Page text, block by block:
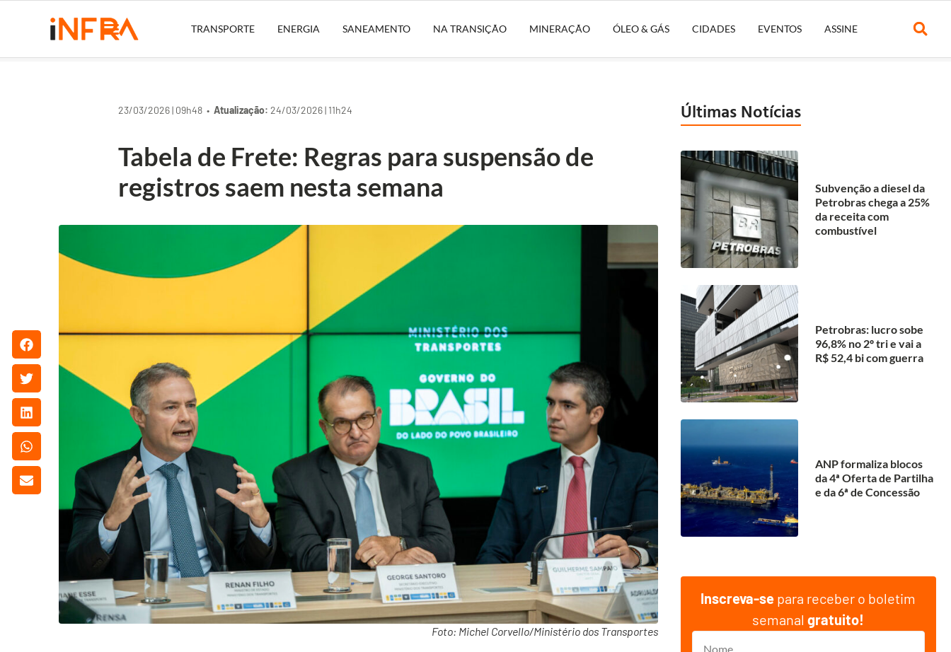
TRANSPORTE ENERGIA SANEAMENTO NA TRANSIÇÃO MINERAÇÃO ÓLEO & GÁS CIDADES EVENTOS ASSINE
23/03/2026 | 09h48 •Atualização: 24/03/2026 | 11h24
Tabela de Frete: Regras para suspensão de
registros saem nesta semana
Foto: Michel Corvello/Ministério dos Transportes
Últimas Notícias
Subvenção a diesel da
Petrobras chega a 25%
da receita com
combustível
Petrobras: lucro sobe
96,8% no 2º tri e vai a
R$ 52,4 bi com guerra
ANP formaliza blocos
da 4ª Oferta de Partilha
e da 6ª de Concessão
Inscreva-se para receber o boletim
semanalgratuito!